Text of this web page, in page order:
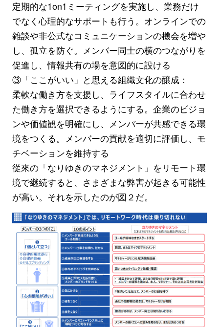
定期的な1on1ミーティングを実施し、業務だけ
でなく心理的なサポートも行う。オンラインでの
雑談や非公式なコミュニケーションの機会を増や
し、孤立を防ぐ。メンバー同士の横のつながりを
促進し、情報共有の場を意図的に設ける
③「ここがいい」と思える組織文化の醸成：
柔軟な働き方を支援し、ライフスタイルに合わせ
た働き方を選択できるようにする。企業のビジョ
ンや価値観を明確にし、メンバーが共感できる環
境をつくる。メンバーの貢献を適切に評価し、モ
チベーションを維持する
從來の「なりゆきのマネジメント」をリモート環
境で継続すると、さまざまな弊害が起きる可能性
が高い。それを示したのが図２だ。